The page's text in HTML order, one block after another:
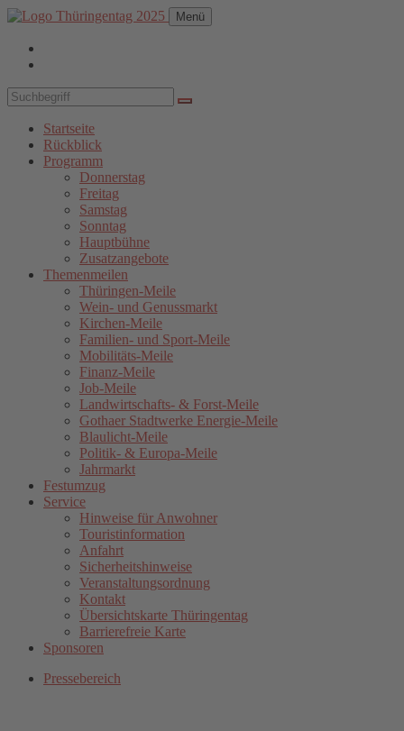
Menü
Startseite
Rückblick
Programm
Donnerstag
Freitag
Samstag
Sonntag
Hauptbühne
Zusatzangebote
Themenmeilen
Thüringen-Meile
Wein- und Genussmarkt
Kirchen-Meile
Familien- und Sport-Meile
Mobilitäts-Meile
Finanz-Meile
Job-Meile
Landwirtschafts- & Forst-Meile
Gothaer Stadtwerke Energie-Meile
Blaulicht-Meile
Politik- & Europa-Meile
Jahrmarkt
Festumzug
Service
Hinweise für Anwohner
Touristinformation
Anfahrt
Sicherheitshinweise
Veranstaltungsordnung
Kontakt
Übersichtskarte Thüringentag
Barrierefreie Karte
Sponsoren
Pressebereich